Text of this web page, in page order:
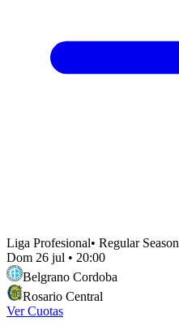
Liga Profesional• Regular Season
Dom 26 jul • 20:00
Belgrano Cordoba
Rosario Central
Ver Cuotas